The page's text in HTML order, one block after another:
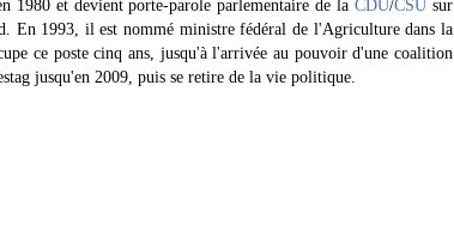
1980 et devient porte-parole parlementaire de laCDU/CSU sur
En 1993, il est nommé ministre fédéral de l'Agriculture dans la
ce poste cinq ans, jusqu'à l'arrivée au pouvoir d'une coalition
jusqu'en 2009, puis se retire de la vie politique.